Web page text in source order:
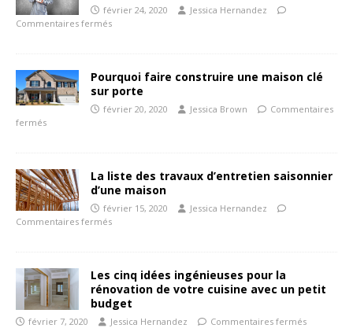
février 24, 2020
Jessica Hernandez
Commentaires fermés
Pourquoi faire construire une maison clé
sur porte
février 20, 2020 Jessica Brown
Commentaires
fermés
La liste des travaux d’entretien saisonnier
d’une maison
février 15, 2020
Jessica Hernandez
Commentaires fermés
Les cinq idées ingénieuses pour la
rénovation de votre cuisine avec un petit
budget
février 7, 2020 Jessica Hernandez Commentaires fermés